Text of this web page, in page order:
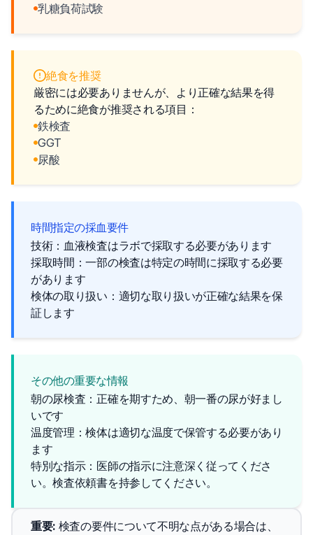
乳糖負荷試験
絶食を推奨
厳密には必要ありませんが、より正確な結果を得
るために絶食が推奨される項目：
鉄検査
GGT
尿酸
時間指定の採血要件
技術：血液検査はラボで採取する必要があります
採取時間：一部の検査は特定の時間に採取する必要
があります
検体の取り扱い：適切な取り扱いが正確な結果を保
証します
その他の重要な情報
朝の尿検査：正確を期すため、朝一番の尿が好まし
いです
温度管理：検体は適切な温度で保管する必要があり
ます
特別な指示：医師の指示に注意深く従ってくださ
い。検査依頼書を持参してください。
重要: 検査の要件について不明な点がある場合は、